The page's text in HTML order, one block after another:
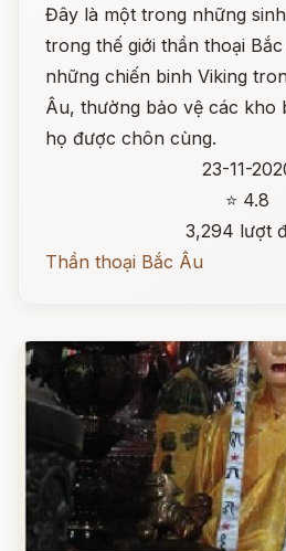
Đây là một trong những
trong thế giới thần thoại
những chiến binh Viking
Âu, thường bảo vệ các kho
họ được chôn cùng.
23-11-
⭐ 4.8
3,294 lượt
Thần thoại Bắc Âu